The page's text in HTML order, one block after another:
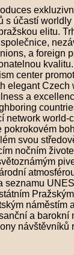
s účastí
elitu.
a foreign
center
elegant Czech
a
network world-
pokrokovém
svou
nočním
seznamu
náměstím
a barokní
návštěvníků